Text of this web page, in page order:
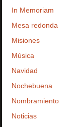
In Memoriam
Mesa redonda
Misiones
Música
Navidad
Nochebuena
Nombramiento
Noticias